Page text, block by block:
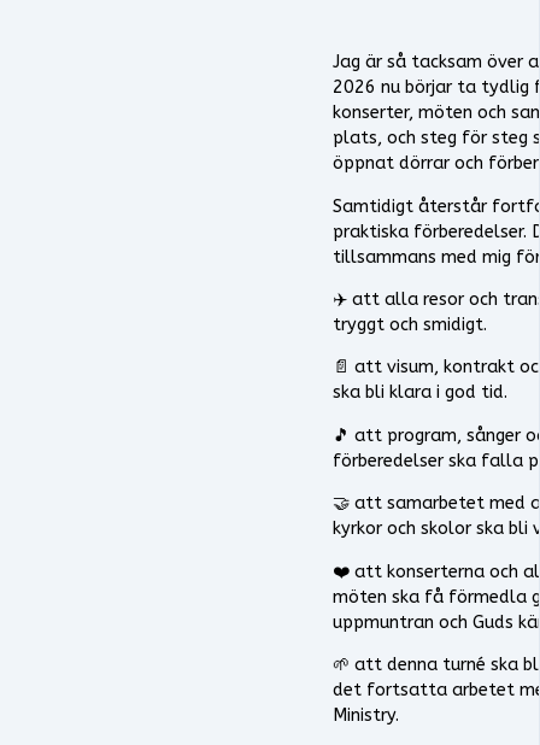
Jag är så tacksam över
2026 nu börjar ta tydlig
konserter, möten och
plats, och steg för steg
öppnat dörrar och
Samtidigt återstår
praktiska förberedelser.
tillsammans med mig
✈️ att alla resor och
tryggt och smidigt.
📄 att visum, kontrakt
ska bli klara i god tid.
🎵 att program, sånger
förberedelser ska falla
🤝 att samarbetet med
kyrkor och skolor ska bli
❤️ att konserterna och
möten ska få förmedla
uppmuntran och Guds
🌱 att denna turné ska
det fortsatta arbetet
Ministry.